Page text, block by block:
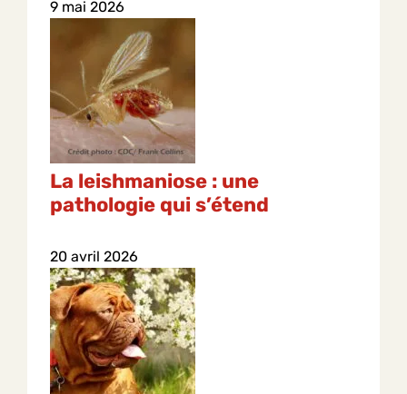
9 mai 2026
La leishmaniose : une
pathologie qui s’étend
20 avril 2026